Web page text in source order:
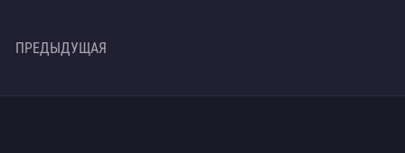
ПРЕДЫДУЩАЯ